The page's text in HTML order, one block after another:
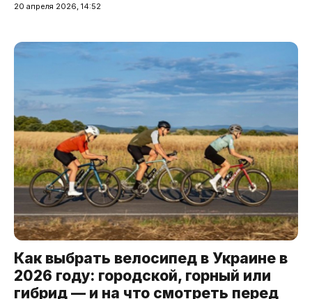
20 апреля 2026, 14:52
Как выбрать велосипед в Украине в
2026 году: городской, горный или
гибрид — и на что смотреть перед